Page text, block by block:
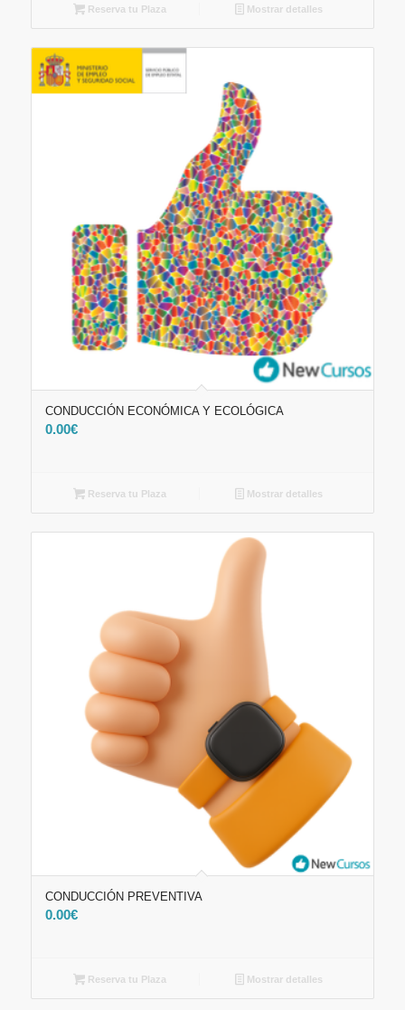
Reserva tu Plaza Mostrar detalles
CONDUCCIÓN ECONÓMICA Y ECOLÓGICA
0.00€
Reserva tu Plaza Mostrar detalles
CONDUCCIÓN PREVENTIVA
0.00€
Reserva tu Plaza Mostrar detalles